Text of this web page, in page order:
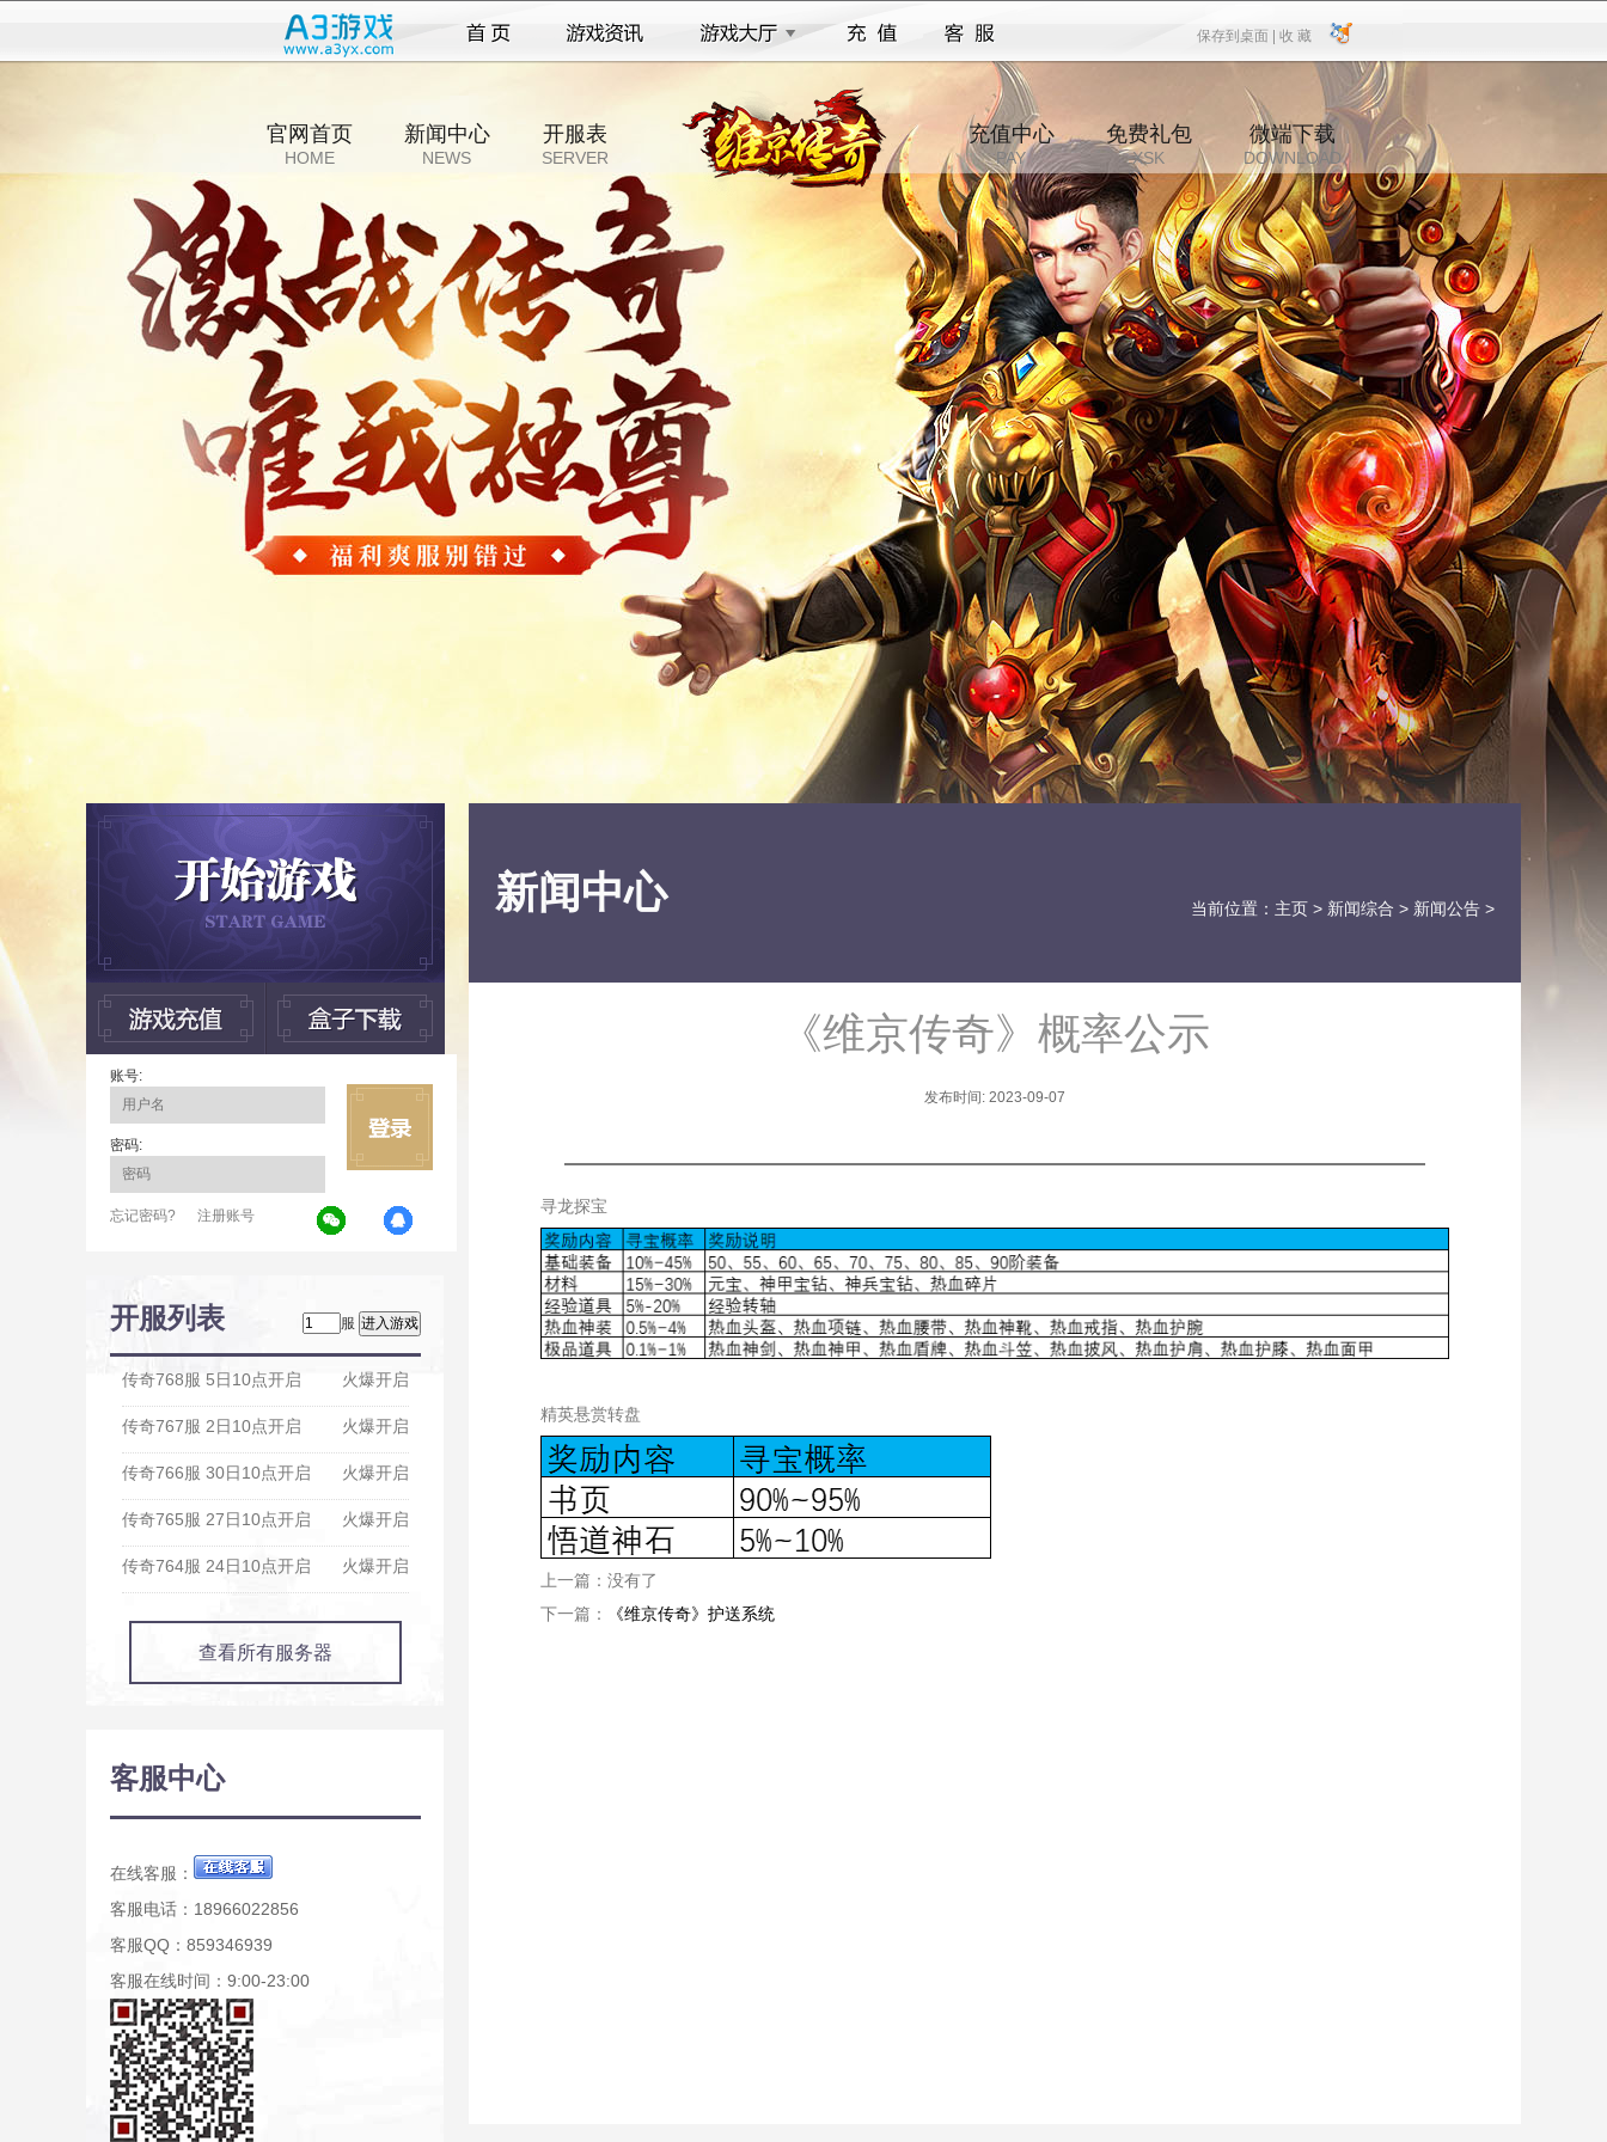
保存到桌面 |
保存到桌面 收 藏
收 藏
官网首页
HOME
新闻中心
NEWS
开服表
SERVER
充值中心
PAY
免费礼包
XSK
微端下载
DOWNLOAD
账号:
密码:
忘记密码? 注册账号
开服列表 服
火爆开启
传奇768服 5日10点开启
火爆开启
传奇767服 2日10点开启
火爆开启
传奇766服 30日10点开启
火爆开启
传奇765服 27日10点开启
火爆开启
传奇764服 24日10点开启
查看所有服务器
客服中心
在线客服：
客服电话：18966022856
客服QQ：859346939
客服在线时间：9:00-23:00
新闻中心 当前位置： 主页 > 新闻综合 > 新闻公告 >
《维京传奇》概率公示
发布时间: 2023-09-07
寻龙探宝
精英悬赏转盘
上一篇： 没有了
下一篇：
《维京传奇》护送系统